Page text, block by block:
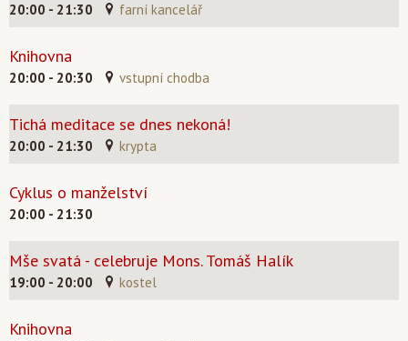
20:00 - 21:30 farní kancelář
Knihovna
20:00 - 20:30 vstupní chodba
Tichá meditace se dnes nekoná!
20:00 - 21:30 krypta
Cyklus o manželství
20:00 - 21:30
Mše svatá - celebruje Mons. Tomáš Halík
19:00 - 20:00 kostel
Knihovna